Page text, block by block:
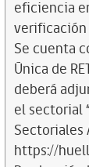
eficiencia
verificación
Se cuenta
Única de
deberá
el sectorial
Sectoriales
https://